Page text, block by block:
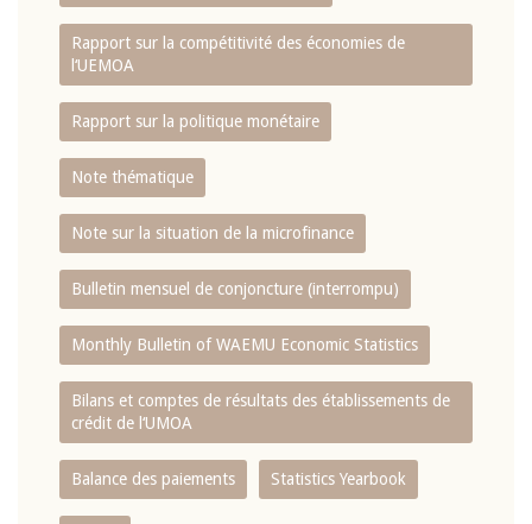
Rapport sur la compétitivité des économies de
l‘UEMOA
Rapport sur la politique monétaire
Note thématique
Note sur la situation de la microfinance
Bulletin mensuel de conjoncture (interrompu)
Monthly Bulletin of WAEMU Economic Statistics
Bilans et comptes de résultats des établissements de
crédit de l‘UMOA
Balance des paiements Statistics Yearbook